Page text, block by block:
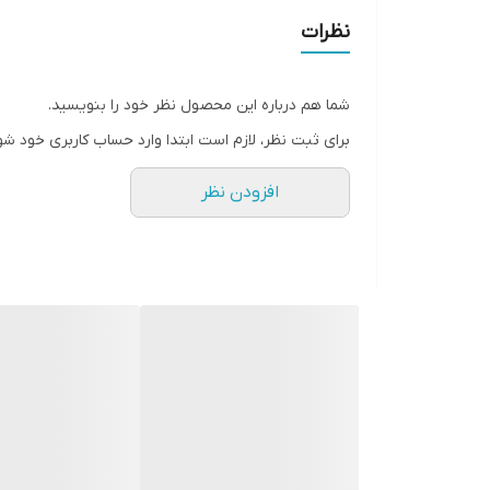
مناسب برای انواع پارچه و الیاف مصنوعی
ضد الکتریسیته ساکن
رایحه خوش و ماندگار
اتو پذیری آسان
نظرات
شما هم درباره این محصول نظر خود را بنویسید.
برای ثبت نظر، لازم است ابتدا وارد حساب کاربری خود
افزودن نظر